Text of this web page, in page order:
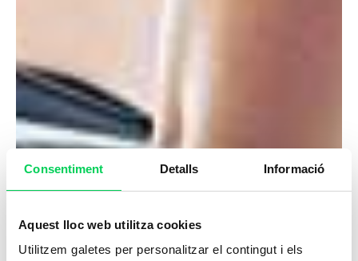
Consentiment Detalls Informació
Aquest lloc web utilitza cookies
Utilitzem galetes per personalitzar el contingut i els